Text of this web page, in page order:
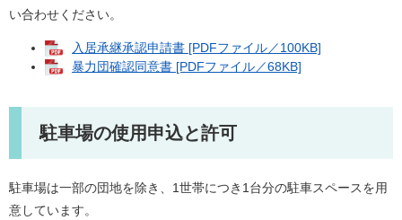
い合わせください。
入居承継承認申請書 [PDFファイル／100KB]
暴力団確認同意書 [PDFファイル／68KB]
駐車場の使用申込と許可
駐車場は一部の団地を除き、1世帯につき1台分の駐車スペースを用
意しています。